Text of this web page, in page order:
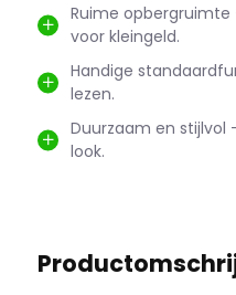
Ruime opbergruimte
voor kleingeld.
Handige
lezen.
Duurzaam en stijlvol
look.